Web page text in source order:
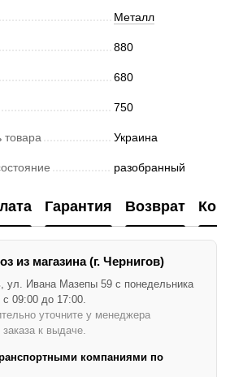
Металл
880
680
750
товара Украина
разобранный
Гарантия Возврат
из магазина (г. Чернигов)
ул. Ивана Мазепы 59 с понедельника
с 09:00 до 17:00.
уточните у менеджера
заказа к выдаче.
компаниями по